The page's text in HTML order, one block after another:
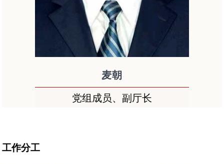
麦朝
党组成员、副厅长
工作分工